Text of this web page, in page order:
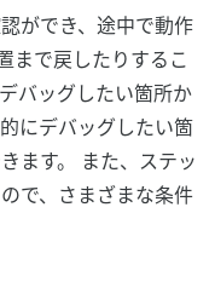
ができ、途中で動作
まで戻したりするこ
バッグしたい箇所か
にデバッグしたい箇
ます。 また、ステッ
で、さまざまな条件